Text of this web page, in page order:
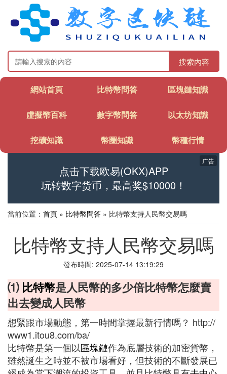
搜索內容
網站首頁 比特幣問答 區塊鏈知識
虛擬幣百科 數字幣問答 以太坊知識
挖礦知識 幣圈知識 幣種行情
点击下载欧易(OKX)APP
玩转数字货币，最高奖$10000！
广告
當前位置： 首頁 » 比特幣問答 » 比特幣支持人民幣交易嗎
比特幣支持人民幣交易嗎
發布時間: 2025-07-14 13:19:29
⑴ 比特幣是人民幣的多少倍比特幣怎麼賣
出去變成人民幣
想緊跟市場動態，第一時間掌握最新行情嗎？ http://
www1.itou8.com/ba/
比特幣是第一個以區塊鏈作為底層技術的加密貨幣，
雖然誕生之時並不被市場看好，但技術的不斷發展已